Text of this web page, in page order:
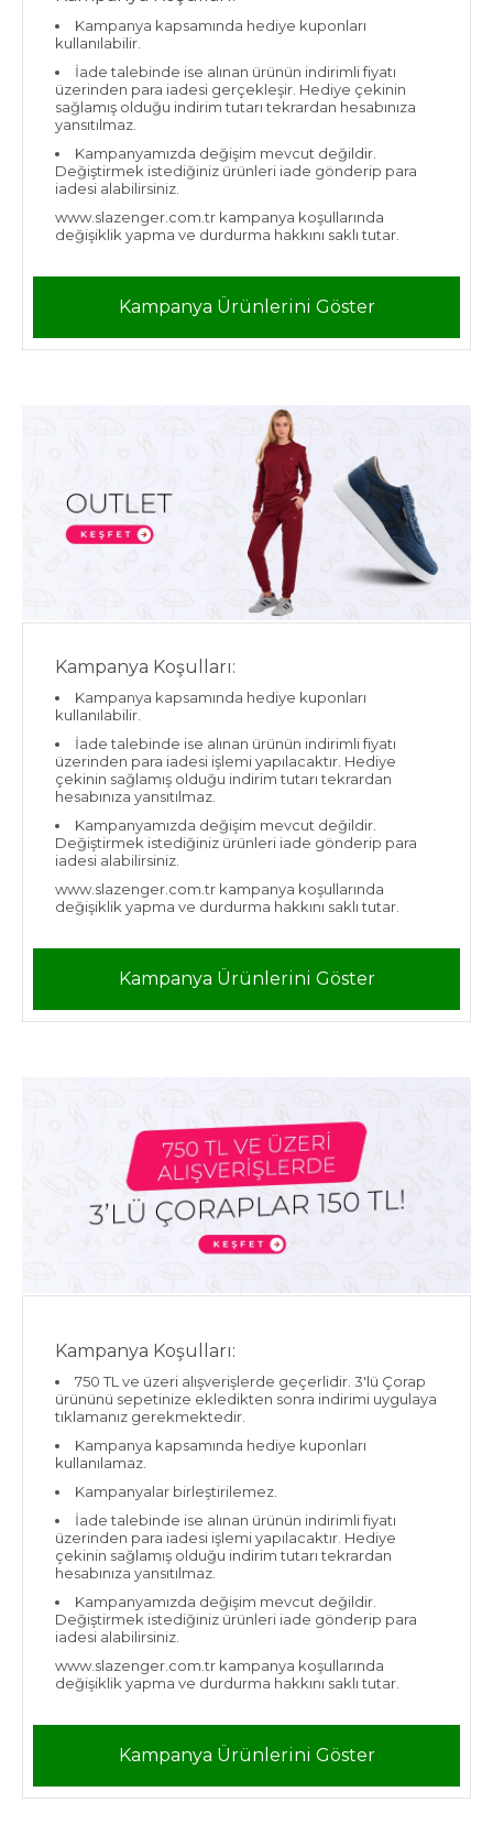
Kampanya kapsamında hediye kuponları
kullanılabilir.
İade talebinde ise alınan ürünün indirimli fiyatı
üzerinden para iadesi gerçekleşir. Hediye çekinin
sağlamış olduğu indirim tutarı tekrardan hesabınıza
yansıtılmaz.
Kampanyamızda değişim mevcut değildir.
Değiştirmek istediğiniz ürünleri iade gönderip para
iadesi alabilirsiniz.
www.slazenger.com.tr kampanya koşullarında
değişiklik yapma ve durdurma hakkını saklı tutar.
Kampanya Ürünlerini Göster
Kampanya Koşulları:
Kampanya kapsamında hediye kuponları
kullanılabilir.
İade talebinde ise alınan ürünün indirimli fiyatı
üzerinden para iadesi işlemi yapılacaktır. Hediye
çekinin sağlamış olduğu indirim tutarı tekrardan
hesabınıza yansıtılmaz.
Kampanyamızda değişim mevcut değildir.
Değiştirmek istediğiniz ürünleri iade gönderip para
iadesi alabilirsiniz.
www.slazenger.com.tr kampanya koşullarında
değişiklik yapma ve durdurma hakkını saklı tutar.
Kampanya Ürünlerini Göster
Kampanya Koşulları:
750 TL ve üzeri alışverişlerde geçerlidir. 3'lü Çorap
ürününü sepetinize ekledikten sonra indirimi uygulaya
tıklamanız gerekmektedir.
Kampanya kapsamında hediye kuponları
kullanılamaz.
Kampanyalar birleştirilemez.
İade talebinde ise alınan ürünün indirimli fiyatı
üzerinden para iadesi işlemi yapılacaktır. Hediye
çekinin sağlamış olduğu indirim tutarı tekrardan
hesabınıza yansıtılmaz.
Kampanyamızda değişim mevcut değildir.
Değiştirmek istediğiniz ürünleri iade gönderip para
iadesi alabilirsiniz.
www.slazenger.com.tr kampanya koşullarında
değişiklik yapma ve durdurma hakkını saklı tutar.
Kampanya Ürünlerini Göster